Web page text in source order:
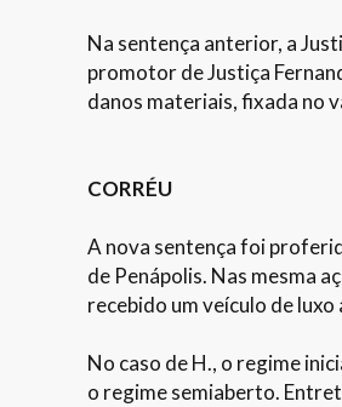
Na sentença anterior, a
promotor de Justiça
danos materiais, fixada no
CORRÉU
A nova sentença foi
de Penápolis. Nas mesma
recebido um veículo de
No caso de H., o regime
o regime semiaberto.